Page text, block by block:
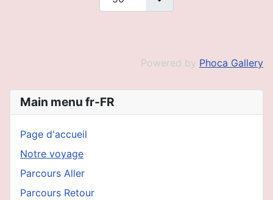
Powered by Phoca Gallery
Main menu fr-FR
Page d'accueil
Notre voyage
Parcours Aller
Parcours Retour